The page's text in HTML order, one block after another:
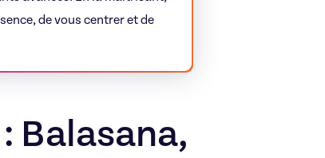
de vous centrer et de
Balasana,